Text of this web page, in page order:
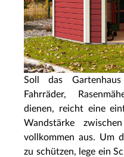
Soll das
Fahrräder,
dienen, reicht eine
Wandstärke
vollkommen aus. Um
zu schützen, lege ein